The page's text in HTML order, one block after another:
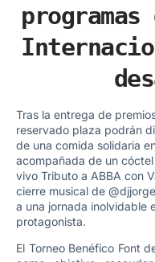
Tras la entrega de
reservado plaza podrán
de una comida solidaria
acompañada de un
vivo Tributo a ABBA con
cierre musical de
a una jornada inolvidable
protagonista.
El Torneo Benéfico Font